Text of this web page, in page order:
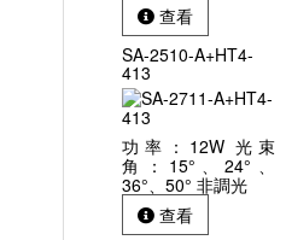
查看
SA-2510-A+HT4-
413
功率：12W 光束
角：15°、24°、
36°、50° 非調光
查看